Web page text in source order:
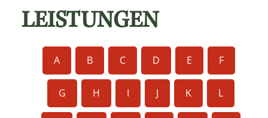
LEISTUNGEN
A B C D E F
G H I J K L